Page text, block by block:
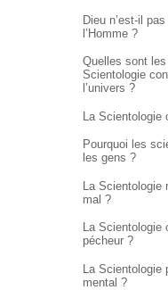
Dieu n’est-il
l’Homme ?
Quelles sont
Scientologie
l’univers ?
La
Pourquoi les
les gens ?
La
mal ?
La Scientologie
pécheur ?
La
mental ?